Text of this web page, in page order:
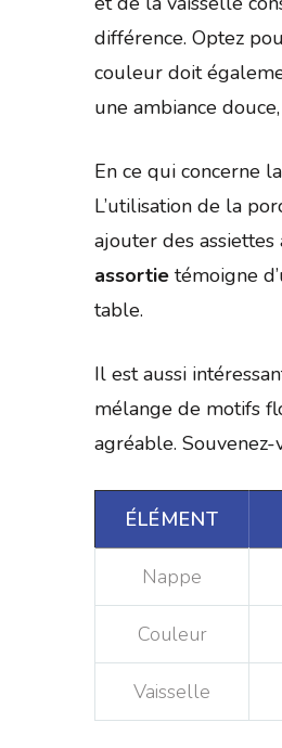
différence. Optez
couleur doit
une ambiance
En ce qui concerne
L’utilisation de la
ajouter des
assortie témoigne
table.
Il est aussi
mélange de motifs
agréable.
ÉLÉMENT
Nappe
Couleur
Vaisselle